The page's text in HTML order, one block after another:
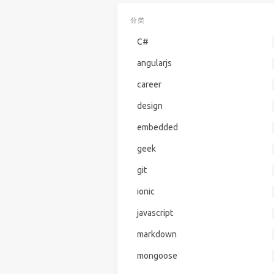
分类
C#
angularjs
career
design
embedded
geek
git
ionic
javascript
markdown
mongoose